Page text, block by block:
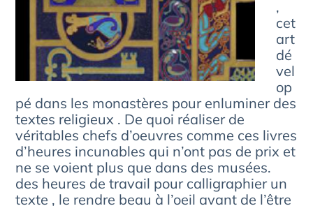
,
cet
art
dé
vel
op
pé dans les monastères pour enluminer des
textes religieux . De quoi réaliser de
véritables chefs d’oeuvres comme ces livres
d’heures incunables qui n’ont pas de prix et
ne se voient plus que dans des musées.
des heures de travail pour calligraphier un
texte , le rendre beau à l’oeil avant de l’être